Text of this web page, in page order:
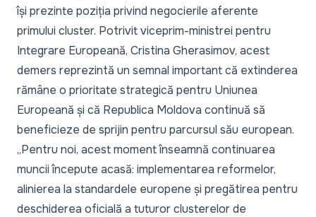
își prezinte poziția privind negocierile aferente
primului cluster. Potrivit viceprim-ministrei pentru
Integrare Europeană, Cristina Gherasimov, acest
demers reprezintă un semnal important că extinderea
rămâne o prioritate strategică pentru Uniunea
Europeană și că Republica Moldova continuă să
beneficieze de sprijin pentru parcursul său european.
„Pentru noi, acest moment înseamnă continuarea
muncii începute acasă: implementarea reformelor,
alinierea la standardele europene și pregătirea pentru
deschiderea oficială a tuturor clusterelor de